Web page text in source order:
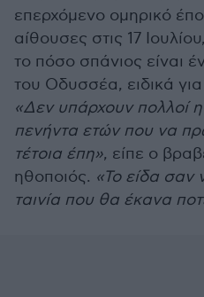
επερχόμενο ομηρικό
αίθουσες στις 17
το πόσο σπάνιος είναι
του Οδυσσέα, ειδικά
«Δεν υπάρχουν πολλοί
πενήντα ετών που να
τέτοια έπη», είπε ο
ηθοποιός. «Το είδα σαν
ταινία που θα έκανα